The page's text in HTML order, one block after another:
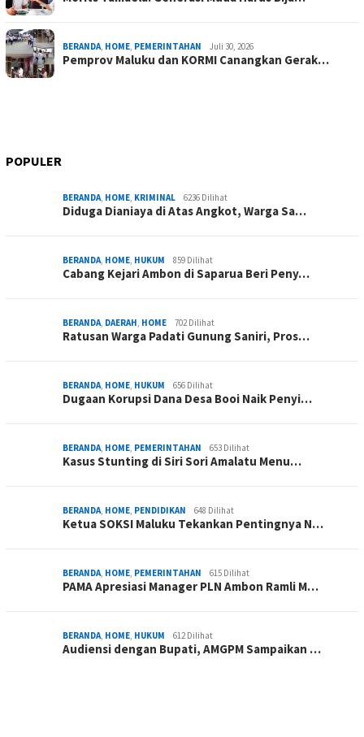
BERANDA, HOME, PEMERINTAHAN Juli 30, 2026
Pemprov Maluku dan KORMI Canangkan Gerak…
POPULER
BERANDA, HOME, KRIMINAL 6236 Dilihat
Diduga Dianiaya di Atas Angkot, Warga Sa…
BERANDA, HOME, HUKUM 859 Dilihat
Cabang Kejari Ambon di Saparua Beri Peny…
BERANDA, DAERAH, HOME 702 Dilihat
Ratusan Warga Padati Gunung Saniri, Pros…
BERANDA, HOME, HUKUM 656 Dilihat
Dugaan Korupsi Dana Desa Booi Naik Penyi…
BERANDA, HOME, PEMERINTAHAN 653 Dilihat
Kasus Stunting di Siri Sori Amalatu Menu…
BERANDA, HOME, PENDIDIKAN 648 Dilihat
Ketua SOKSI Maluku Tekankan Pentingnya N…
BERANDA, HOME, PEMERINTAHAN 615 Dilihat
PAMA Apresiasi Manager PLN Ambon Ramli M…
BERANDA, HOME, HUKUM 612 Dilihat
Audiensi dengan Bupati, AMGPM Sampaikan …